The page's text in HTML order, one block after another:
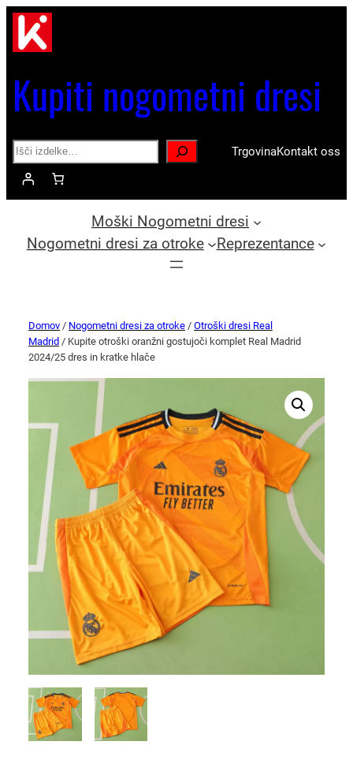
Kupiti nogometni dresi
Search TrgovinaKontakt oss
Moški Nogometni dresi
Nogometni dresi za otroke
Reprezentance
Domov / Nogometni dresi za otroke / Otroški dresi Real
Madrid / Kupite otroški oranžni gostujoči komplet Real Madrid
2024/25 dres in kratke hlače